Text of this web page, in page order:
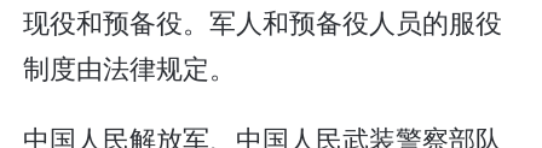
现役和预备役。军人和预备役人员的服役
制度由法律规定。
中国人民解放军、中国人民武装警察部队